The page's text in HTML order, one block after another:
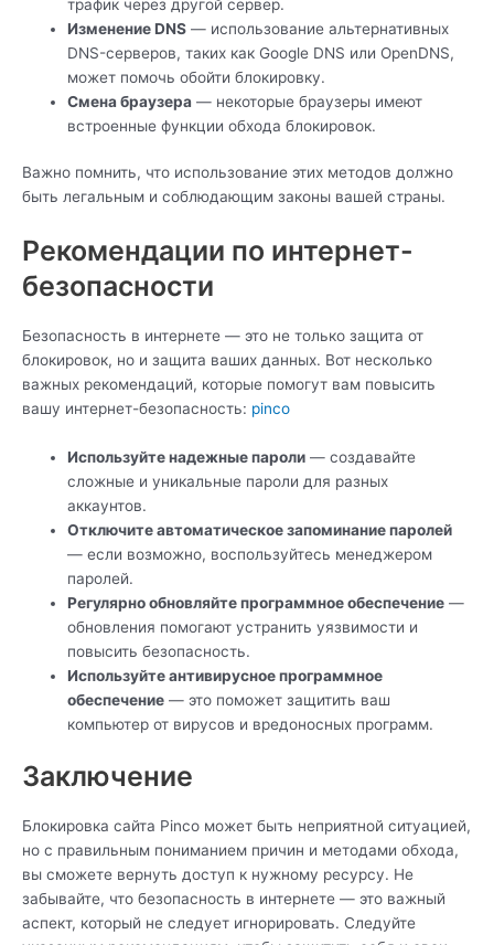
трафик через другой сервер.
Изменение DNS — использование альтернативных
DNS-серверов, таких как Google DNS или OpenDNS,
может помочь обойти блокировку.
Смена браузера — некоторые браузеры имеют
встроенные функции обхода блокировок.
Важно помнить, что использование этих методов должно
быть легальным и соблюдающим законы вашей страны.
Рекомендации по интернет-
безопасности
Безопасность в интернете — это не только защита от
блокировок, но и защита ваших данных. Вот несколько
важных рекомендаций, которые помогут вам повысить
вашу интернет-безопасность: pinco
Используйте надежные пароли — создавайте
сложные и уникальные пароли для разных
аккаунтов.
Отключите автоматическое запоминание паролей
— если возможно, воспользуйтесь менеджером
паролей.
Регулярно обновляйте программное обеспечение —
обновления помогают устранить уязвимости и
повысить безопасность.
Используйте антивирусное программное
обеспечение — это поможет защитить ваш
компьютер от вирусов и вредоносных программ.
Заключение
Блокировка сайта Pinco может быть неприятной ситуацией,
но с правильным пониманием причин и методами обхода,
вы сможете вернуть доступ к нужному ресурсу. Не
забывайте, что безопасность в интернете — это важный
аспект, который не следует игнорировать. Следуйте